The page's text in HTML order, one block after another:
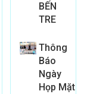
BẾN
TRE
Thông
Báo
Ngày
Họp Mặt